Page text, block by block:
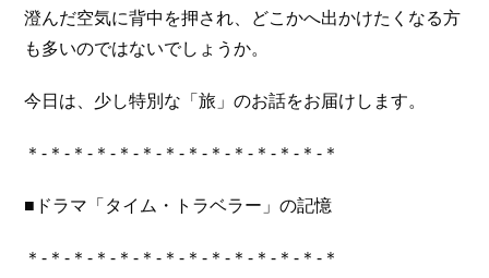
澄んだ空気に背中を押され、どこかへ出かけたくなる方
も多いのではないでしょうか。
今日は、少し特別な「旅」のお話をお届けします。
＊-＊-＊-＊-＊-＊-＊-＊-＊-＊-＊-＊-＊-＊
■ドラマ「タイム・トラベラー」の記憶
＊-＊-＊-＊-＊-＊-＊-＊-＊-＊-＊-＊-＊-＊